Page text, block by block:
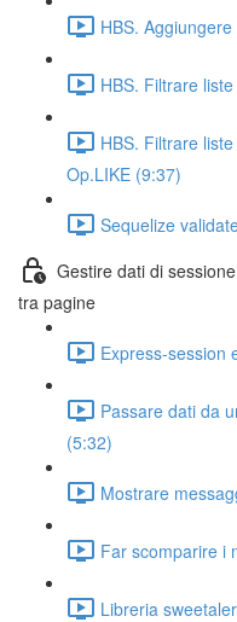
HBS.
HBS. Filtrare
HBS. Filtrare
Op.LIKE (9:37)
Sequelize
Gestire dati di
tra pagine
Express-session
Passare dati da
(5:32)
Mostrare
Far scomparire i
Libreria